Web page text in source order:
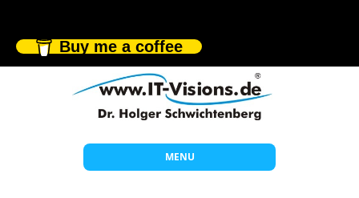
Buy me a coffee
MENU